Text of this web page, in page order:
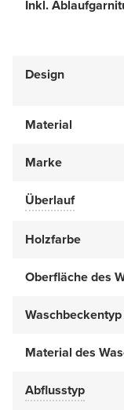
Inkl.
Design
Material
Marke
Überlauf
Holzfarbe
Oberfläche des
Waschbeckentyp
Material des
Abflusstyp